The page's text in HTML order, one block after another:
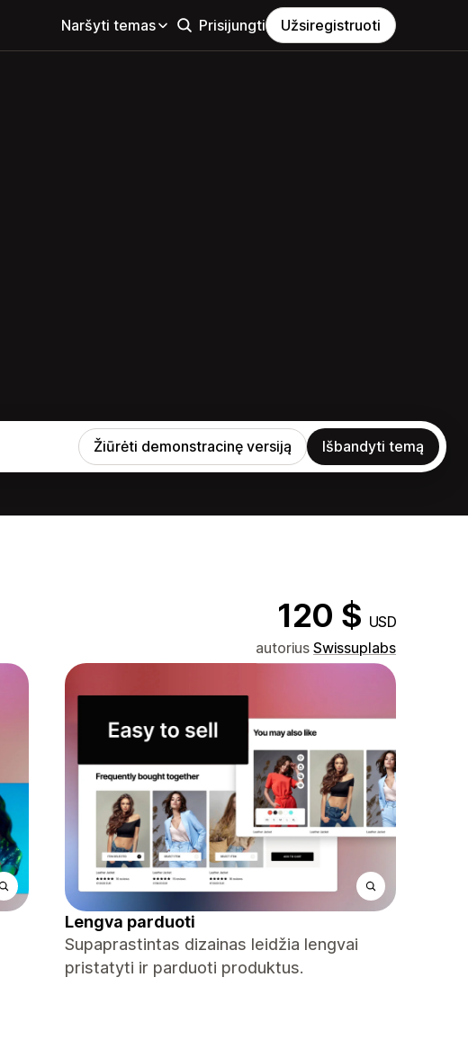
Naršyti temas Prisijungti Užsiregistruoti
Žiūrėti demonstracinę versiją Išbandyti temą
120 $ USD
autorius Swissuplabs
Lengva parduoti
Supaprastintas dizainas leidžia lengvai
pristatyti ir parduoti produktus.